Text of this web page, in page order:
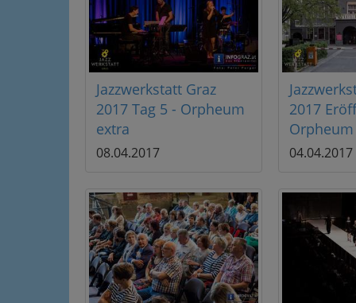
Jazzwerkstatt Graz
2017 Tag 5 - Orpheum
extra
08.04.2017
2017
04.04.2017